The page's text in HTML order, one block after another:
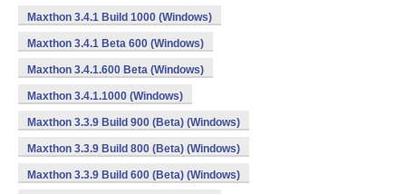
Maxthon 3.4.1 Build 1000 (Windows)
Maxthon 3.4.1 Beta 600 (Windows)
Maxthon 3.4.1.600 Beta (Windows)
Maxthon 3.4.1.1000 (Windows)
Maxthon 3.3.9 Build 900 (Beta) (Windows)
Maxthon 3.3.9 Build 800 (Beta) (Windows)
Maxthon 3.3.9 Build 600 (Beta) (Windows)